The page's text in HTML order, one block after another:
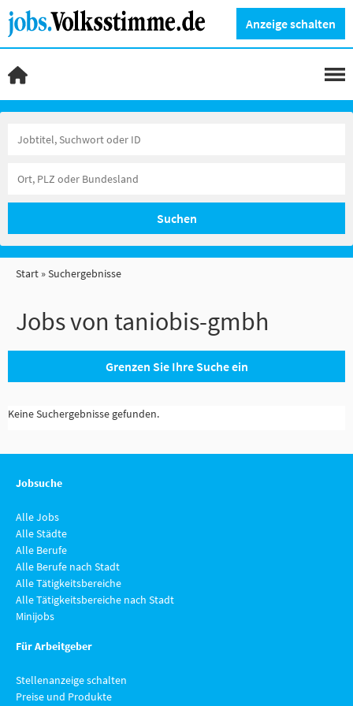
Anzeige schalten
Suchen
Start Suchergebnisse
Jobs von taniobis-gmbh
Grenzen Sie Ihre Suche ein
Keine Suchergebnisse gefunden.
Jobsuche
Alle Jobs
Alle Städte
Alle Berufe
Alle Berufe nach Stadt
Alle Tätigkeitsbereiche
Alle Tätigkeitsbereiche nach Stadt
Minijobs
Für Arbeitgeber
Stellenanzeige schalten
Preise und Produkte